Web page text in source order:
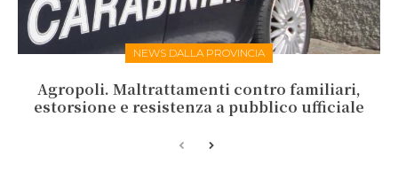
NEWS DALLA PROVINCIA
Agropoli. Maltrattamenti contro familiari,
estorsione e resistenza a pubblico ufficiale